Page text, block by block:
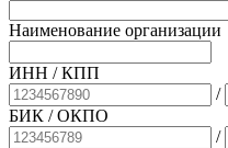
Наименование организации
ИНН / КПП
/
БИК / ОКПО
/